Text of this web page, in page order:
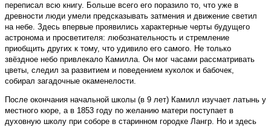
переписал всю книгу. Больше всего его поразило то, что уже в
древности люди умели предсказывать затмения и движение светил
на небе. Здесь впервые проявились характерные черты будущего
астронома и просветителя: любознательность и стремление
приобщить других к тому, что удивило его самого. Не только
звёздное небо привлекало Камилла. Он мог часами рассматривать
цветы, следил за развитием и поведением куколок и бабочек,
собирал загадочные окаменелости.
После окончания начальной школы (в 9 лет) Камилл изучает латынь у
местного кюре, а в 1853 году по желанию матери поступает в
духовную школу при соборе в старинном городке Лангр. Но и здесь